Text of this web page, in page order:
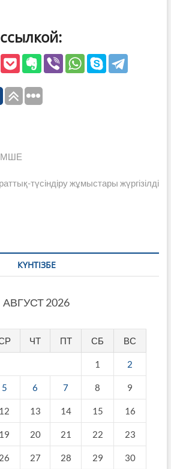
post:
түсіндіру жұмыстары жүргізілді
КҮНТІЗБЕ
АВГУСТ 2026
ЧТ ПТ СБ ВС
1 2
5 6 7 8 9
12 13 14 15 16
19 20 21 22 23
26 27 28 29 30